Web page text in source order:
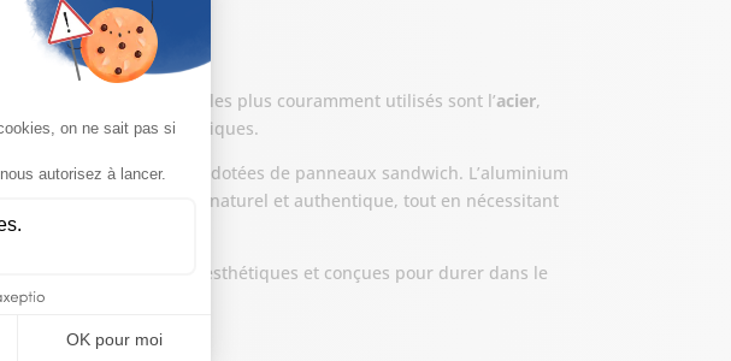
garage
garage. Les matériaux les plus couramment utilisés sont l’acier,
caractéristiques spécifiques.
lorsqu’elles sont dotées de panneaux sandwich. L’aluminium
à lui, apporte un cachet naturel et authentique, tout en nécessitant
, esthétiques et conçues pour durer dans le